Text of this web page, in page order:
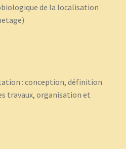
de la localisation
: conception, définition
travaux, organisation et